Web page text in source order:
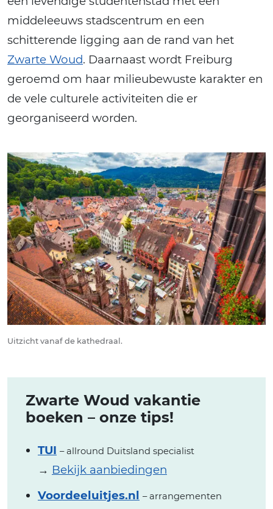
middeleeuws stadscentrum en een
schitterende ligging aan de rand van het
Zwarte Woud. Daarnaast wordt Freiburg
geroemd om haar milieubewuste karakter en
de vele culturele activiteiten die er
georganiseerd worden.
Uitzicht vanaf de kathedraal.
Zwarte Woud vakantie
boeken – onze tips!
TUI – allround Duitsland specialist
→ Bekijk aanbiedingen
Voordeeluitjes.nl – arrangementen